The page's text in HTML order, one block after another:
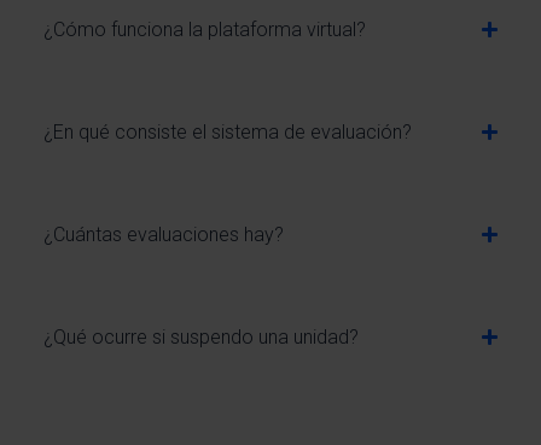
¿Cómo funciona la plataforma virtual?
¿En qué consiste el sistema de evaluación?
¿Cuántas evaluaciones hay?
¿Qué ocurre si suspendo una unidad?